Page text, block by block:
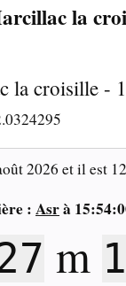
la
la croisille -
2026 et il est
:Asrà
m